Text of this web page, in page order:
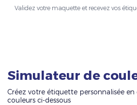
Validez votre maquette et recevez vos
Simulateur de
Créez votre étiquette personnalisée en
couleurs ci-dessous